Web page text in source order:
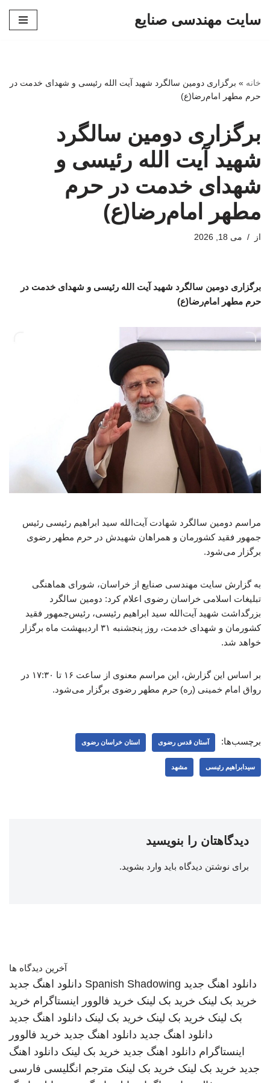
سایت مهندسی صنایع
خانه » برگزاری دومین سالگرد شهید آیت الله رئیسی و شهدای خدمت در
حرم مطهر امام‌رضا(ع)
برگزاری دومین سالگرد
شهید آیت الله رئیسی و
شهدای خدمت در حرم
مطهر امام‌رضا(ع)
از می 18, 2026
برگزاری دومین سالگرد شهید آیت الله رئیسی و شهدای خدمت در
حرم مطهر امام‌رضا(ع)
مراسم دومین سالگرد شهادت آیت‌الله سید ابراهیم رئیسی رئیس
جمهور فقید کشورمان و همراهان شهیدش در حرم مطهر رضوی
برگزار می‌شود.
به گزارش سایت مهندسی صنایع از خراسان، شورای هماهنگی
تبلیغات اسلامی خراسان رضوی اعلام کرد: دومین سالگرد
بزرگداشت شهید آیت‌الله سید ابراهیم رئیسی، رئیس‌جمهور فقید
کشورمان و شهدای خدمت، روز پنجشنبه ۳۱ اردیبهشت ماه برگزار
خواهد شد.
بر اساس این گزارش، این مراسم معنوی از ساعت ۱۶ تا ۱۷:۳۰ در
رواق امام خمینی (ره) حرم مطهر رضوی برگزار می‌شود.
برچسب‌ها: آستان قدس رضوی استان خراسان رضوی
سیدابراهیم رئیسی مشهد
دیدگاهتان را بنویسید
برای نوشتن دیدگاه باید وارد بشوید.
آخرین دیدگاه ها
دانلود اهنگ جدید Spanish Shadowing دانلود اهنگ جدید
خرید بک لینک خرید بک لینک خرید فالوور اینستاگرام خرید
بک لینک خرید بک لینک خرید بک لینک دانلود اهنگ جدید
دانلود اهنگ جدید دانلود اهنگ جدید خرید فالوور
اینستاگرام دانلود اهنگ جدید خرید بک لینک دانلود اهنگ
جدید خرید بک لینک خرید بک لینک مترجم انگلیسی فارسی